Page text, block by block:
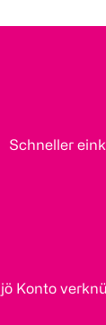
Schneller
jö Konto